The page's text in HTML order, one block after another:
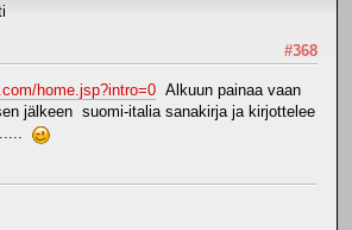
#368
home.jsp?intro=0 Alkuun painaa vaan
jälkeen suomi-italia sanakirja ja kirjottelee